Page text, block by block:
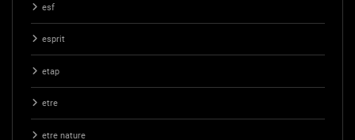
esf
esprit
etap
etre
etre nature